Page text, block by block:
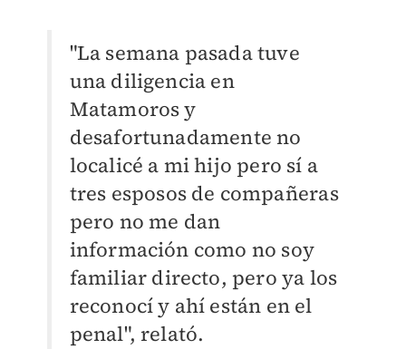
"La semana pasada tuve
una diligencia en
Matamoros y
desafortunadamente no
localicé a mi hijo pero sí a
tres esposos de compañeras
pero no me dan
información como no soy
familiar directo, pero ya los
reconocí y ahí están en el
penal", relató.